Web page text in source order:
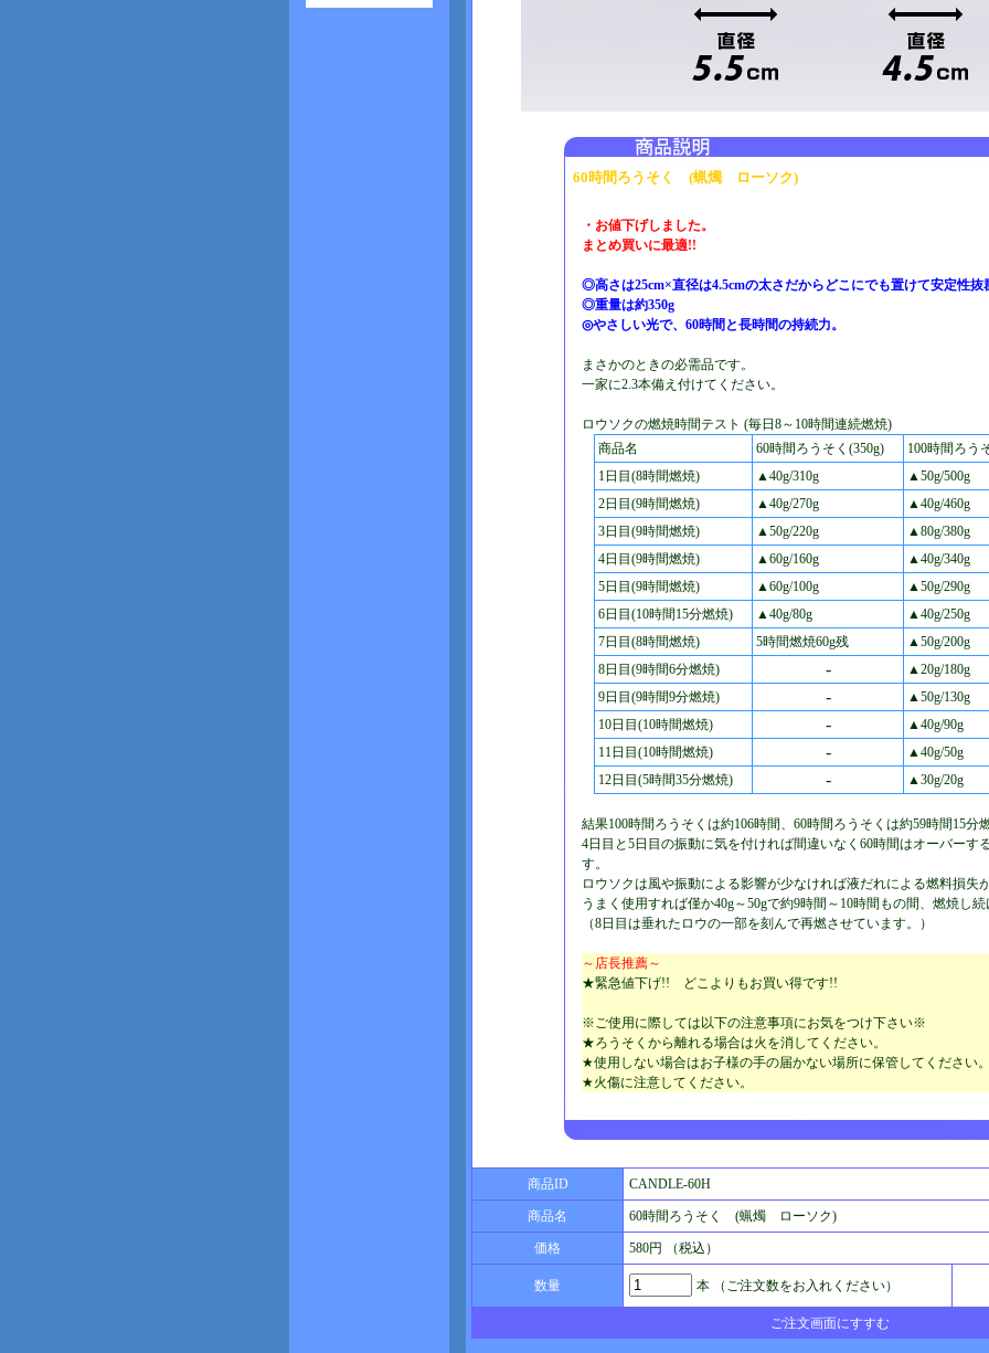
60時間ろうそく (蝋燭 ローソク)
・お値下げしました。
まとめ買いに最適!!
◎高さは25cm×直径は4.5cmの太さだからどこにでも置けて安定性抜
◎重量は約350g
◎やさしい光で、60時間と長時間の持続力。
まさかのときの必需品です。
一家に2.3本備え付けてください。
ロウソクの燃焼時間テスト (毎日8～10時間連続燃焼)
商品名
60時間ろうそく(350g)
100時間ろう
1日目(8時間燃焼)
▲40g/310g
▲50g/500g
2日目(9時間燃焼)
▲40g/270g
▲40g/460g
3日目(9時間燃焼)
▲50g/220g
▲80g/380g
4日目(9時間燃焼)
▲60g/160g
▲40g/340g
5日目(9時間燃焼)
▲60g/100g
▲50g/290g
6日目(10時間15分燃焼)
▲40g/80g
▲40g/250g
7日目(8時間燃焼)
5時間燃焼60g残
▲50g/200g
8日目(9時間6分燃焼)
-
▲20g/180g
9日目(9時間9分燃焼)
-
▲50g/130g
10日目(10時間燃焼)
-
▲40g/90g
11日目(10時間燃焼)
-
▲40g/50g
12日目(5時間35分燃焼)
- ▲30g/20g
結果100時間ろうそくは約106時間、60時間ろうそくは約59時間15分
4日目と5日目の振動に気を付ければ間違いなく60時間はオーバーす
す。
ロウソクは風や振動による影響が少なければ液だれによる燃料損失
うまく使用すれば僅か40g～50gで約9時間～10時間もの間、燃焼し
（8日目は垂れたロウの一部を刻んで再燃させています。）
～店長推薦～
★緊急値下げ!! どこよりもお買い得です!!
※ご使用に際しては以下の注意事項にお気をつけ下さい※
★ろうそくから離れる場合は火を消してください。
★使用しない場合はお子様の手の届かない場所に保管してください
★火傷に注意してください。
商品ID CANDLE-60H
商品名 60時間ろうそく (蝋燭 ローソク)
価格 580円 （税込）
数量 本 （ご注文数をお入れください）
ご注文画面にすすむ